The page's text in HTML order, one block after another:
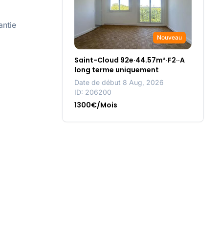
Nouveau
Saint-Cloud 92e·44.57m²·F2··A
long terme uniquement
Date de début 8 Aug, 2026
ID: 206200
1300€/Mois